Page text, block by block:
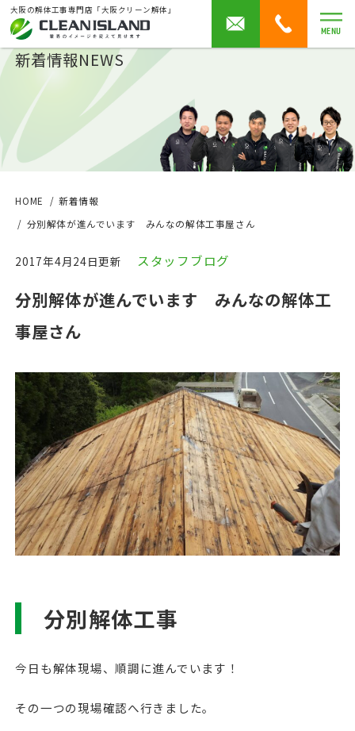
大阪の解体工事専門店「大阪クリーン解体」
MENU
新着情報NEWS
HOME
新着情報
分別解体が進んでいます みんなの解体工事屋さん
2017年4月24日更新 スタッフブログ
分別解体が進んでいます みんなの解体工
事屋さん
分別解体工事
今日も解体現場、順調に進んでいます！
その一つの現場確認へ行きました。